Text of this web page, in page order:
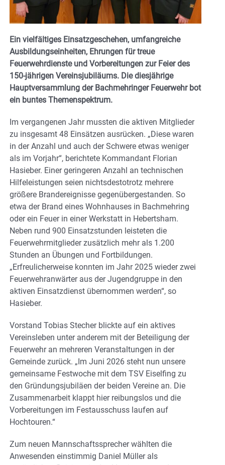
Ein vielfältiges Einsatzgeschehen, umfangreiche
Ausbildungseinheiten, Ehrungen für treue
Feuerwehrdienste und Vorbereitungen zur Feier des
150-jährigen Vereinsjubiläums. Die diesjährige
Hauptversammlung der Bachmehringer Feuerwehr bot
ein buntes Themenspektrum.
Im vergangenen Jahr mussten die aktiven Mitglieder
zu insgesamt 48 Einsätzen ausrücken. „Diese waren
in der Anzahl und auch der Schwere etwas weniger
als im Vorjahr“, berichtete Kommandant Florian
Hasieber. Einer geringeren Anzahl an technischen
Hilfeleistungen seien nichtsdestotrotz mehrere
größere Brandereignisse gegenübergestanden. So
etwa der Brand eines Wohnhauses in Bachmehring
oder ein Feuer in einer Werkstatt in Hebertsham.
Neben rund 900 Einsatzstunden leisteten die
Feuerwehrmitglieder zusätzlich mehr als 1.200
Stunden an Übungen und Fortbildungen.
„Erfreulicherweise konnten im Jahr 2025 wieder zwei
Feuerwehranwärter aus der Jugendgruppe in den
aktiven Einsatzdienst übernommen werden“, so
Hasieber.
Vorstand Tobias Stecher blickte auf ein aktives
Vereinsleben unter anderem mit der Beteiligung der
Feuerwehr an mehreren Veranstaltungen in der
Gemeinde zurück. „Im Juni 2026 steht nun unsere
gemeinsame Festwoche mit dem TSV Eiselfing zu
den Gründungsjubiläen der beiden Vereine an. Die
Zusammenarbeit klappt hier reibungslos und die
Vorbereitungen im Festausschuss laufen auf
Hochtouren.“
Zum neuen Mannschaftssprecher wählten die
Anwesenden einstimmig Daniel Müller als